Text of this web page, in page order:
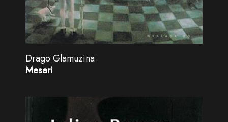
Drago Glamuzina
Mesari